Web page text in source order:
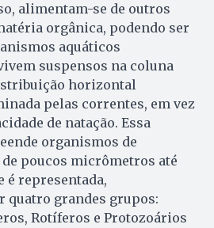
alimentam-se de outros
orgânica, podendo ser
aquáticos
suspensos na coluna
horizontal
pelas correntes, em vez
de natação. Essa
organismos de
poucos micrômetros até
representada,
grandes grupos:
Rotíferos e Protozoários